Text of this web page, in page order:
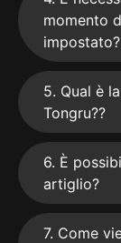
momento
impostato?
5. Qual è
Tongru??
6. È
artiglio?
7. Come